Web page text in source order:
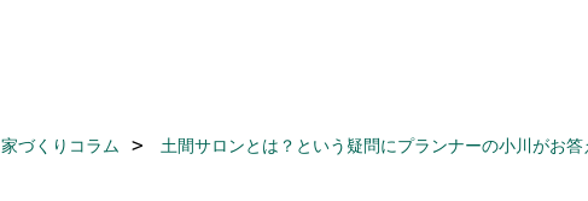
家づくりコラム 土間サロンとは？という疑問にプランナーの小川がお答